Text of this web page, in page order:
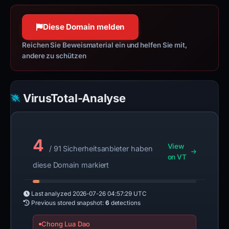
as event handling, CSS animation,
and Ajax.
jquery.com
100 % Konfidenz
Diese Domain melden
Reichen Sie Beweismaterial ein und helfen Sie mit,
andere zu schützen
VirusTotal-Analyse
4
/ 91 Sicherheitsanbieter haben
diese Domain markiert
View
on VT
Last analyzed 2026-07-26 04:57:29 UTC
Previous stored snapshot: 6 detections
Chong Lua Dao